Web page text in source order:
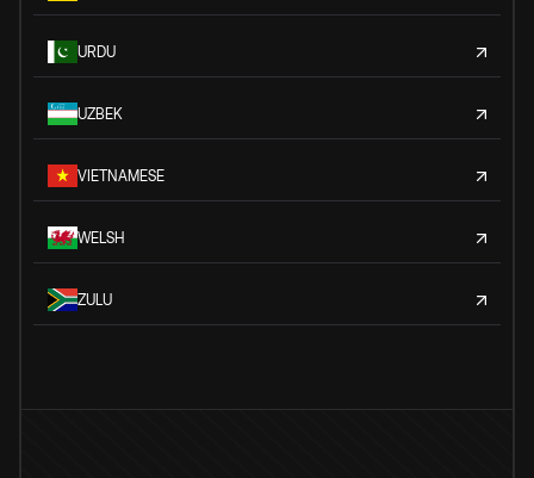
URDU
UZBEK
VIETNAMESE
WELSH
ZULU